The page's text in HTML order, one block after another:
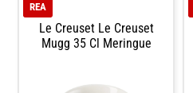
Le Creuset Le Creuset
Mugg 35 Cl Meringue
REA